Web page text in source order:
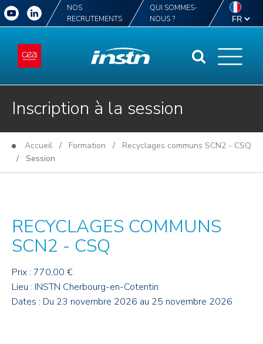
NOS
RECRUTEMENTS
QUI SOMMES-
NOUS ?
Inscription à la session
Accueil / Formation / Recyclages communs SCN2 - CSQ
/ Session
RECYCLAGES COMMUNS
SCN2 - CSQ
Prix : 770,00 €
Lieu : INSTN Cherbourg-en-Cotentin
Dates : Du 23 novembre 2026 au 25 novembre 2026